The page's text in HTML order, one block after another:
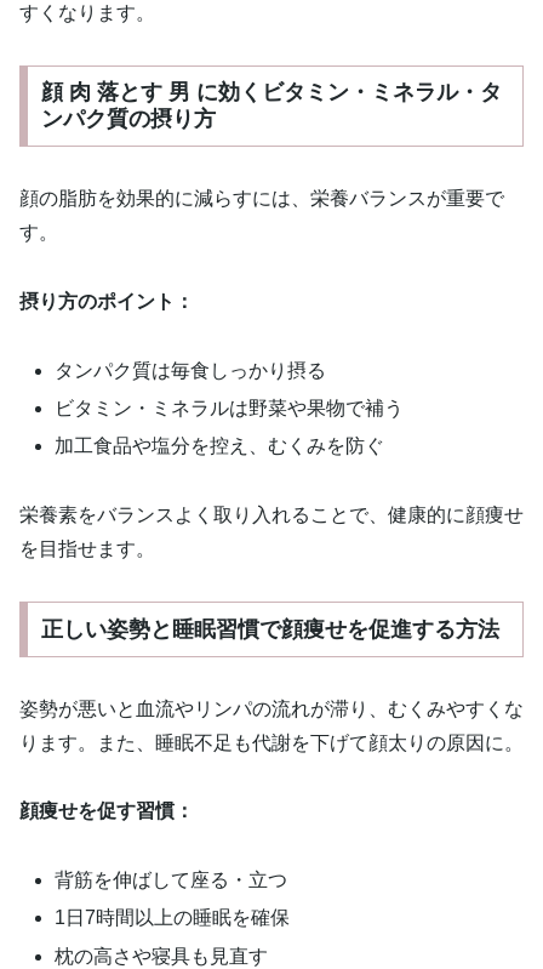
すくなります。
顔 肉 落とす 男 に効くビタミン・ミネラル・タ
ンパク質の摂り方
顔の脂肪を効果的に減らすには、栄養バランスが重要で
す。
摂り方のポイント：
タンパク質は毎食しっかり摂る
ビタミン・ミネラルは野菜や果物で補う
加工食品や塩分を控え、むくみを防ぐ
栄養素をバランスよく取り入れることで、健康的に顔痩せ
を目指せます。
正しい姿勢と睡眠習慣で顔痩せを促進する方法
姿勢が悪いと血流やリンパの流れが滞り、むくみやすくな
ります。また、睡眠不足も代謝を下げて顔太りの原因に。
顔痩せを促す習慣：
背筋を伸ばして座る・立つ
1日7時間以上の睡眠を確保
枕の高さや寝具も見直す